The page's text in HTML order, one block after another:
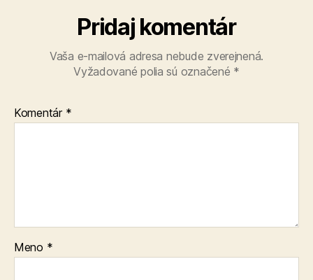
Pridaj komentár
Vaša e-mailová adresa nebude zverejnená.
Vyžadované polia sú označené *
Komentár *
Meno *